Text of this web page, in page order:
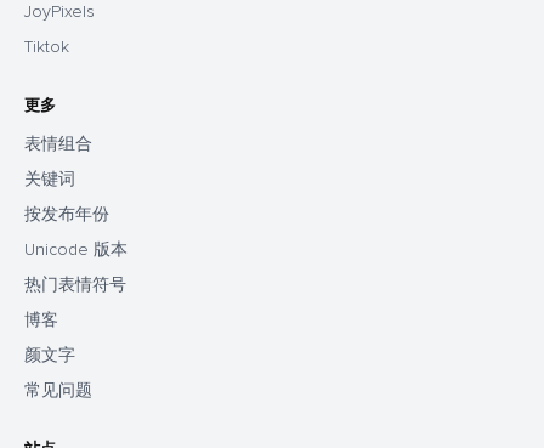
JoyPixels
Tiktok
更多
表情组合
关键词
按发布年份
Unicode 版本
热门表情符号
博客
颜文字
常见问题